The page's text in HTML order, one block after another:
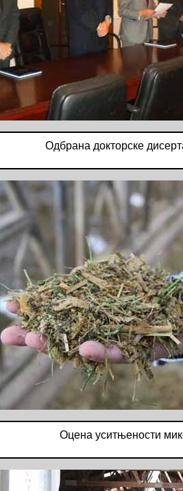
Одбрана докторске
Оцена уситњености